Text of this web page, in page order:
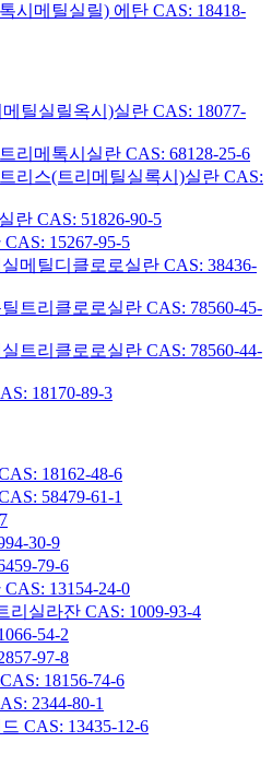
시메틸실릴) 에탄 CAS: 18418-
틸실릴옥시)실란 CAS: 18077-
리메톡시실란 CAS: 68128-25-6
리스(트리메틸실록시)실란 CAS:
란 CAS: 51826-90-5
15267-95-5
메틸디클로로실란 CAS: 38436-
트리클로로실란 CAS: 78560-45-
트리클로로실란 CAS: 78560-44-
18170-89-3
18162-48-6
58479-61-1
30-9
79-6
13154-24-0
리실라잔 CAS: 1009-93-4
54-2
97-8
18156-74-6
2344-80-1
CAS: 13435-12-6